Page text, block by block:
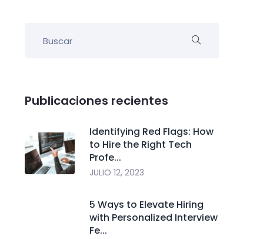
Publicaciones recientes
Identifying Red Flags: How
to Hire the Right Tech
Profe...
JULIO 12, 2023
5 Ways to Elevate Hiring
with Personalized Interview
Fe...